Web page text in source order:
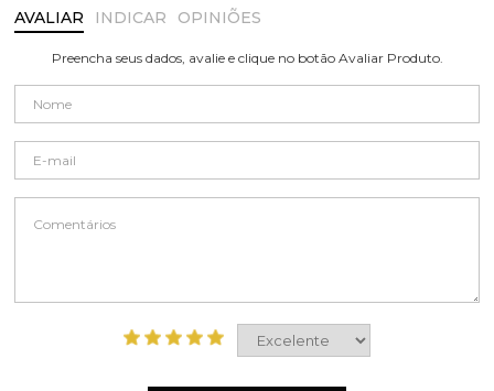
AVALIAR INDICAR OPINIÕES
Preencha seus dados, avalie e clique no botão Avaliar Produto.